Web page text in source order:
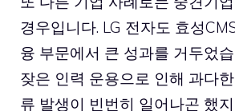
경우입니다. LG 전자도 효성
융 부문에서 큰 성과를 거두었
잦은 인력 운용으로 인해 과다
류 발생이 빈번히 일어나곤 했